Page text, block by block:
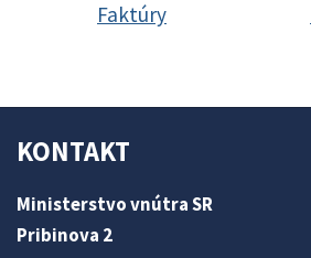
Faktúry
KONTAKT
Ministerstvo vnútra SR
Pribinova 2